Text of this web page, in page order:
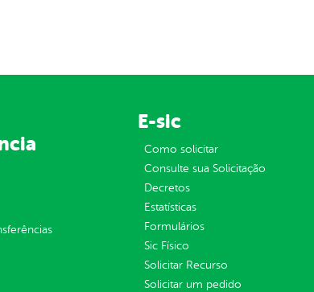
E-sic
Como solicitar
Consulte sua Solicitação
Decretos
Estatísticas
Formulários
Sic Físico
Solicitar Recurso
Solicitar um pedido